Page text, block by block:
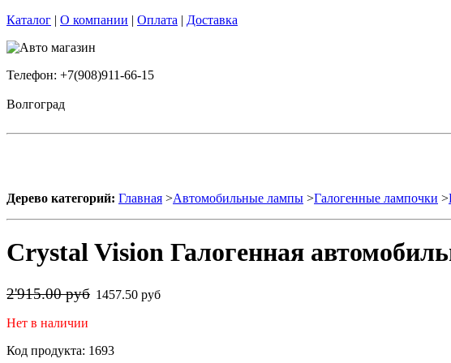
Каталог | О компании | Оплата | Доставка
Телефон: +7(908)911-66-15
Волгоград
Дерево категорий: Главная >Автомобильные лампы >Галогенные лампочки >
Crystal Vision Галогенная
2'915.00 руб 1457.50 руб
Нет в наличии
Код продукта: 1693